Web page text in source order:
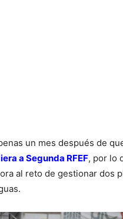
un mes después de
a Segunda RFEF, por lo
al reto de gestionar dos